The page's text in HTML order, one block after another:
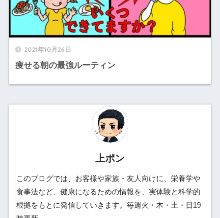
2021年10月26日
痩せる朝の最強ルーティン
上ポン
このブログでは、お客様や家族・友人向けに、栄養学や
食事法など、健康になるための情報を、実体験と科学的
根拠をもとに発信していきます。毎週火・木・土・日19